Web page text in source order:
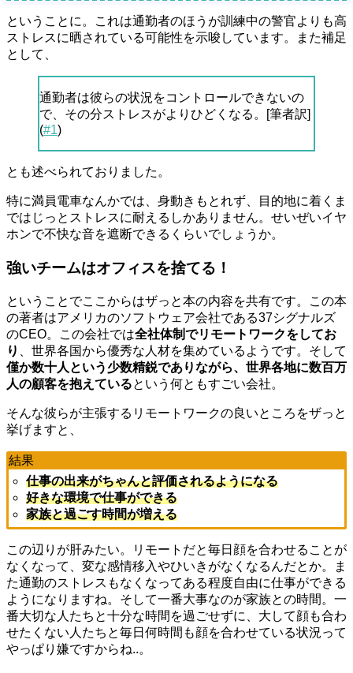
ということに。これは通勤者のほうが訓練中の警官よりも高
ストレスに晒されている可能性を示唆しています。また補足
として、
通勤者は彼らの状況をコントロールできないの
で、その分ストレスがよりひどくなる。[筆者訳]
(#1)
とも述べられておりました。
特に満員電車なんかでは、身動きもとれず、目的地に着くま
ではじっとストレスに耐えるしかありません。せいぜいイヤ
ホンで不快な音を遮断できるくらいでしょうか。
強いチームはオフィスを捨てる！
ということでここからはザっと本の内容を共有です。この本
の著者はアメリカのソフトウェア会社である37シグナルズ
のCEO。この会社では全社体制でリモートワークをしてお
り
、世界各国から優秀な人材を集めているようです。そして
僅か数十人という少数精鋭でありながら、世界各地に数百万
人の顧客を抱えているという何ともすごい会社。
そんな彼らが主張するリモートワークの良いところをザっと
挙げますと、
結果
仕事の出来がちゃんと評価されるようになる
好きな環境で仕事ができる
家族と過ごす時間が増える
この辺りが肝みたい。リモートだと毎日顔を合わせることが
なくなって、変な感情移入やひいきがなくなるんだとか。ま
た通勤のストレスもなくなってある程度自由に仕事ができる
ようになりますね。そして一番大事なのが家族との時間。一
番大切な人たちと十分な時間を過ごせずに、大して顔も合わ
せたくない人たちと毎日何時間も顔を合わせている状況って
やっぱり嫌ですからね..。